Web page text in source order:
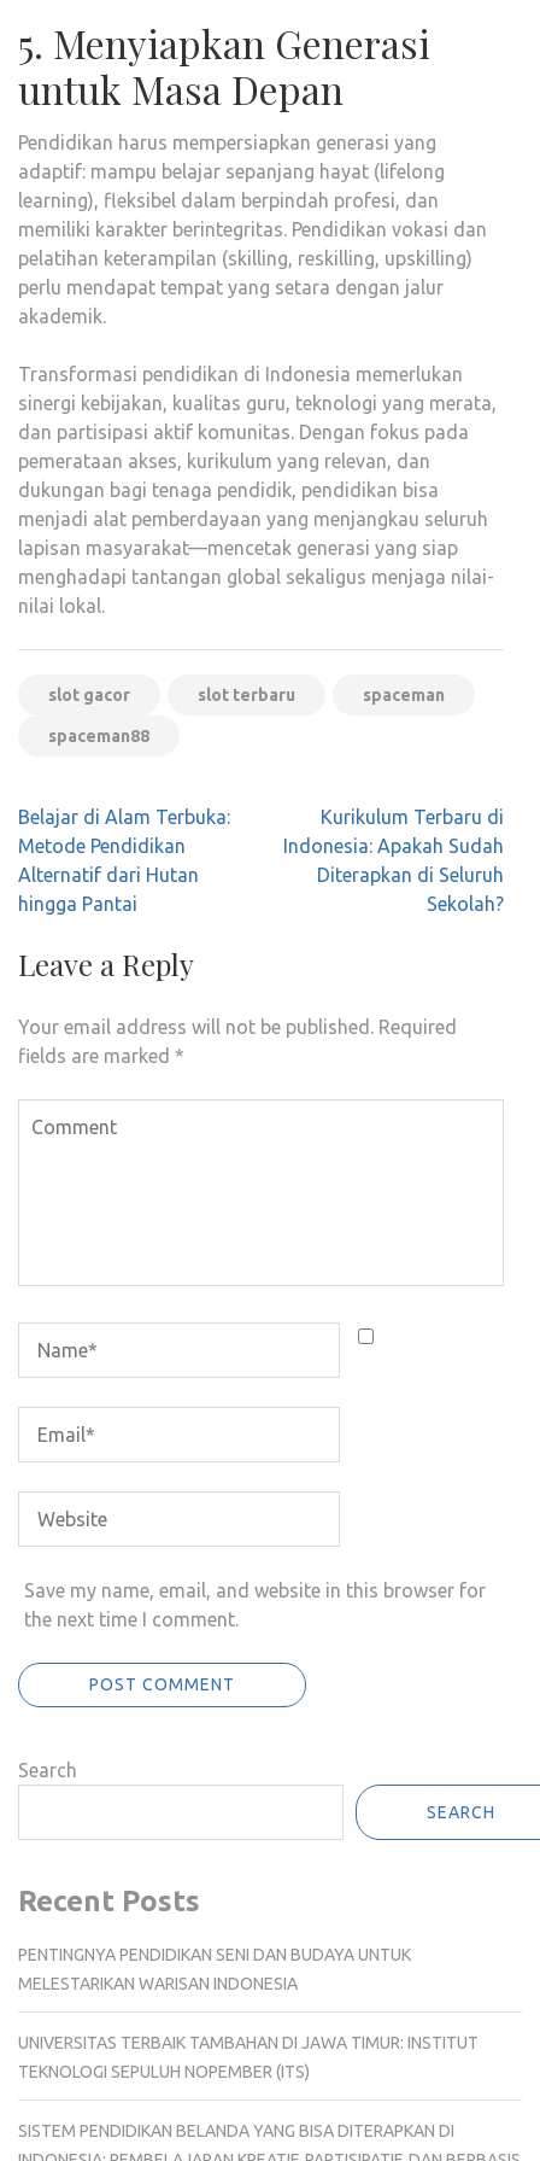
5. Menyiapkan Generasi
untuk Masa Depan
Pendidikan harus mempersiapkan generasi yang
adaptif: mampu belajar sepanjang hayat (lifelong
learning), fleksibel dalam berpindah profesi, dan
memiliki karakter berintegritas. Pendidikan vokasi dan
pelatihan keterampilan (skilling, reskilling, upskilling)
perlu mendapat tempat yang setara dengan jalur
akademik.
Transformasi pendidikan di Indonesia memerlukan
sinergi kebijakan, kualitas guru, teknologi yang merata,
dan partisipasi aktif komunitas. Dengan fokus pada
pemerataan akses, kurikulum yang relevan, dan
dukungan bagi tenaga pendidik, pendidikan bisa
menjadi alat pemberdayaan yang menjangkau seluruh
lapisan masyarakat—mencetak generasi yang siap
menghadapi tantangan global sekaligus menjaga nilai-
nilai lokal.
slot gacor slot terbaru spaceman
spaceman88
Post
navigation
Belajar di Alam Terbuka:
Metode Pendidikan
Alternatif dari Hutan
hingga Pantai
Kurikulum Terbaru di
Indonesia: Apakah Sudah
Diterapkan di Seluruh
Sekolah?
Leave a Reply
Your email address will not be published. Required
fields are marked *
Save my name, email, and website in this browser for
the next time I comment.
Search
SEARCH
Recent Posts
PENTINGNYA PENDIDIKAN SENI DAN BUDAYA UNTUK
MELESTARIKAN WARISAN INDONESIA
UNIVERSITAS TERBAIK TAMBAHAN DI JAWA TIMUR: INSTITUT
TEKNOLOGI SEPULUH NOPEMBER (ITS)
SISTEM PENDIDIKAN BELANDA YANG BISA DITERAPKAN DI